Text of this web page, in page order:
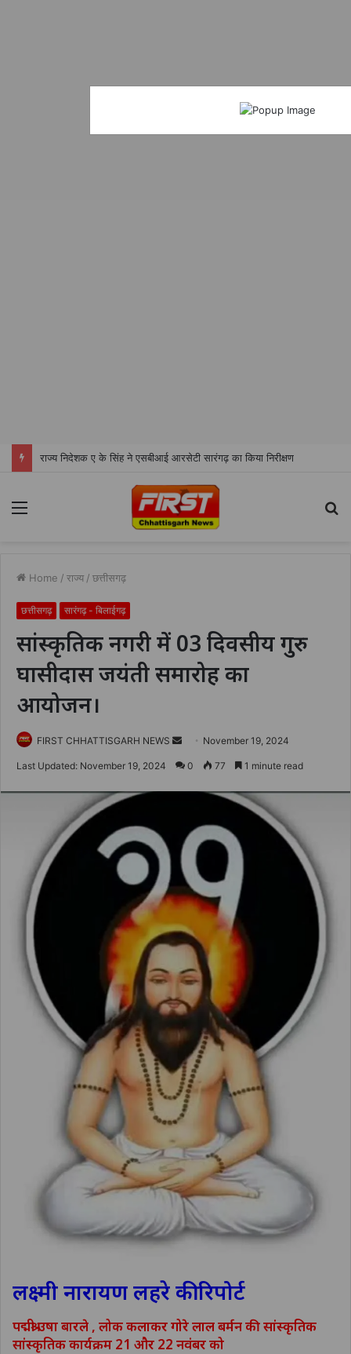
राज्य निदेशक ए के सिंह ने एसबीआई आरसेटी सारंगढ़ का किया निरीक्षण
Menu
Home / राज्य / छत्तीसगढ़
छत्तीसगढ़ सारंगढ़ - बिलाईगढ़
सांस्कृतिक नगरी में 03 दिवसीय गुरु
घासीदास जयंती समारोह का
आयोजन।
FIRST CHHATTISGARH NEWS
Send November 19, 2024
Last Updated: November 19, 2024 0 77 1 minute read
लक्ष्मी नारायण लहरे की रिपोर्ट
पद्मश्री उषा बारले , लोक कलाकर गोरे लाल बर्मन की सांस्कृतिक
सांस्कृतिक कार्यक्रम 21 और 22 नवंबर को